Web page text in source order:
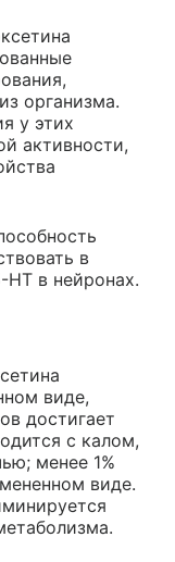
организма.
у этих
активности,
в
HT в нейронах.
виде,
достигает
с калом,
менее 1%
виде.